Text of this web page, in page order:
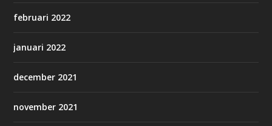
februari 2022
januari 2022
december 2021
november 2021